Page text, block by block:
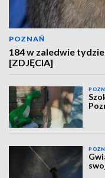
POZNAŃ
184 w zaledwie
[ZDJĘCIA]